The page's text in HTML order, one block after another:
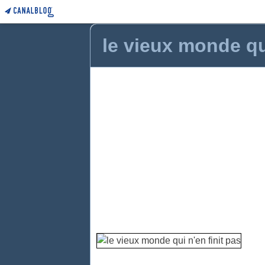
le vieux monde